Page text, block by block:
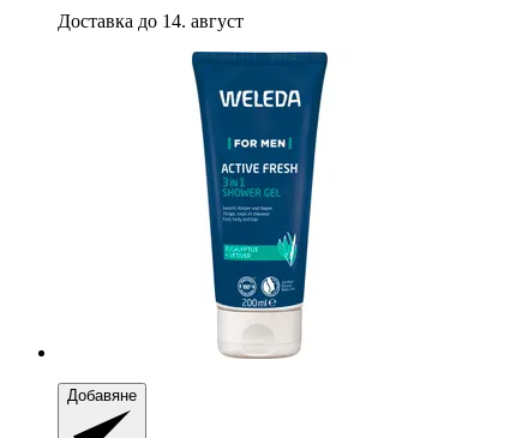
Доставка до 14. август
Добавяне